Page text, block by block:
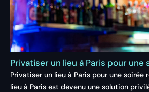
Privatiser un lieu à Paris pour une
Privatiser un lieu à Paris pour une soirée
lieu à Paris est devenu une solution